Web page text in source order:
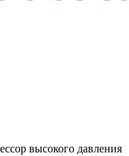
высокого давления